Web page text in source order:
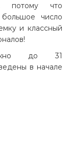
потому что
число
и классный
до 31
в начале